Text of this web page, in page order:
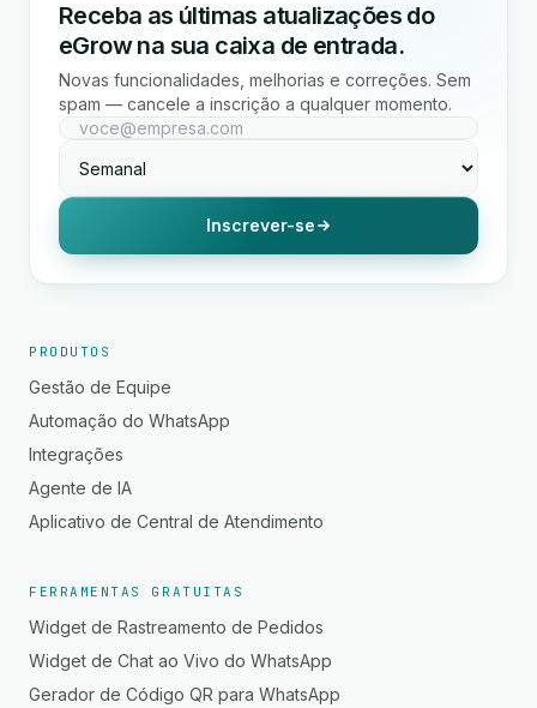
Receba as últimas atualizações do
eGrow na sua caixa de entrada.
Novas funcionalidades, melhorias e correções. Sem
spam — cancele a inscrição a qualquer momento.
Inscrever-se
PRODUTOS
Gestão de Equipe
Automação do WhatsApp
Integrações
Agente de IA
Aplicativo de Central de Atendimento
FERRAMENTAS GRATUITAS
Widget de Rastreamento de Pedidos
Widget de Chat ao Vivo do WhatsApp
Gerador de Código QR para WhatsApp